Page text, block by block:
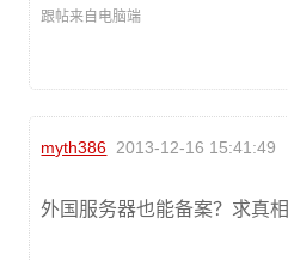
跟帖来自电脑端
myth386 2013-12-16 15:41:49
外国服务器也能备案？求真相